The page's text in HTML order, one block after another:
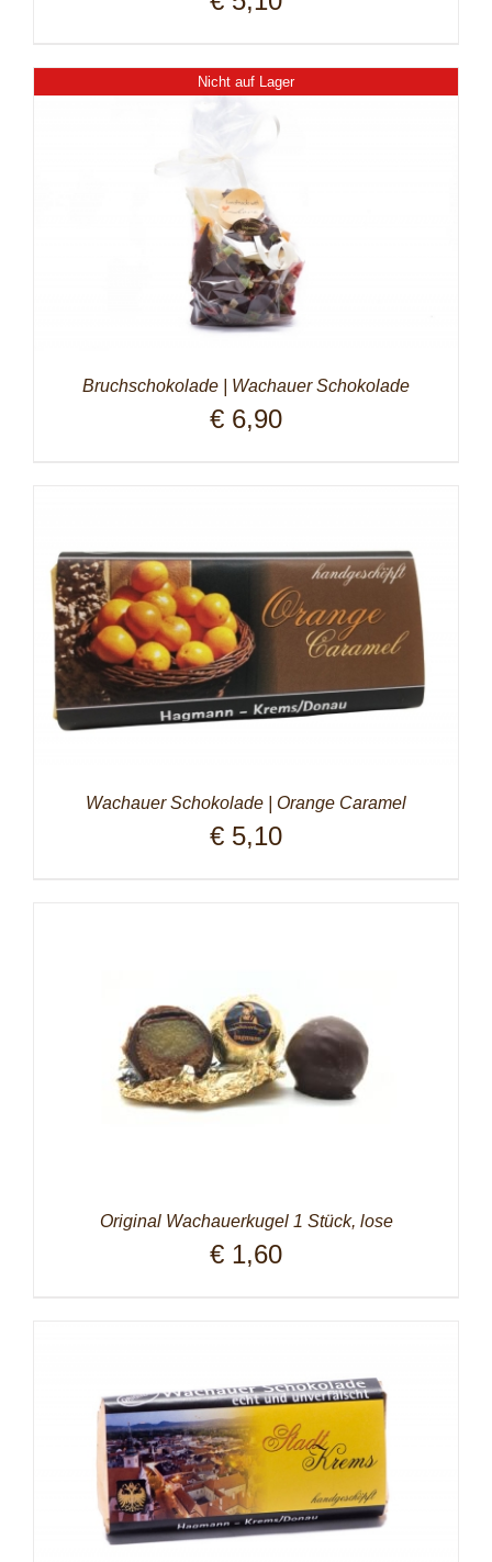
Nicht auf Lager
Bruchschokolade | Wachauer Schokolade
€ 6,90
Wachauer Schokolade | Orange Caramel
€ 5,10
Original Wachauerkugel 1 Stück, lose
€ 1,60